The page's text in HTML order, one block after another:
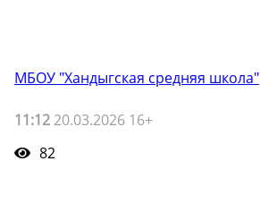
МБОУ "Хандыгская средняя школа"
11:12 20.03.2026 16+
82